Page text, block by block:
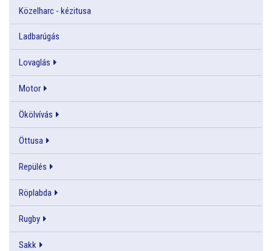
Közelharc - kézitusa
Ladbarúgás
Lovaglás
Motor
Ökölvívás
Öttusa
Repülés
Röplabda
Rugby
Sakk